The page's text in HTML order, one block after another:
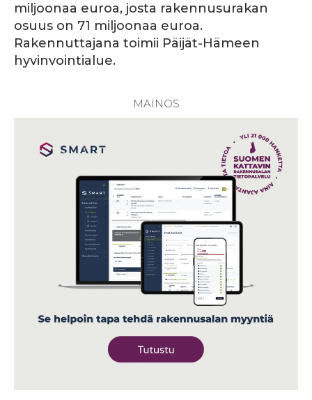
miljoonaa euroa, josta rakennus­urakan
osuus on 71 miljoonaa euroa.
Rakennuttajana toimii Päijät-Hämeen
hyvinvointialue.